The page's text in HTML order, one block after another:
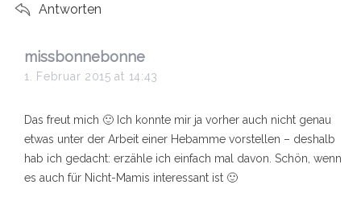
Antworten
s
a
s
:
missbonnebonne
1. Februar 2015 at 14:43
Das freut mich 🙂 Ich konnte mir ja vorher auch nicht genau
etwas unter der Arbeit einer Hebamme vorstellen – deshalb
hab ich gedacht: erzähle ich einfach mal davon. Schön, wenn
es auch für Nicht-Mamis interessant ist 🙂